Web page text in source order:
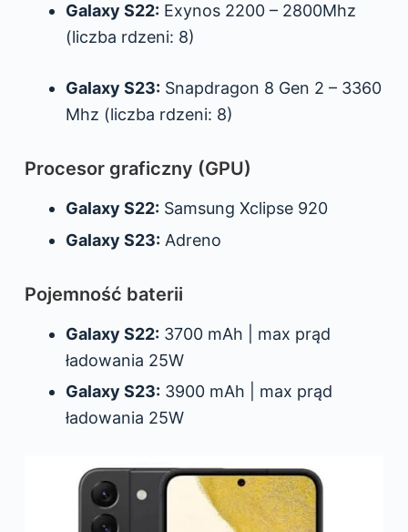
Galaxy S22: Exynos 2200 – 2800Mhz
(liczba rdzeni: 8)
Galaxy S23: Snapdragon 8 Gen 2 – 3360
Mhz (liczba rdzeni: 8)
Procesor graficzny (GPU)
Galaxy S22: Samsung Xclipse 920
Galaxy S23: Adreno
Pojemność baterii
Galaxy S22: 3700 mAh | max prąd
ładowania 25W
Galaxy S23: 3900 mAh | max prąd
ładowania 25W